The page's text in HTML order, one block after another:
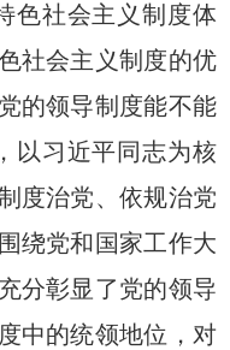
色社会主义制度体
社会主义制度的优
的领导制度能不能
以习近平同志为核
度治党、依规治党
绕党和国家工作大
分彰显了党的领导
中的统领地位，对